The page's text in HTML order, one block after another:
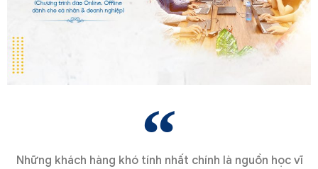
Những khách hàng khó tính nhất chính là nguồn học vĩ